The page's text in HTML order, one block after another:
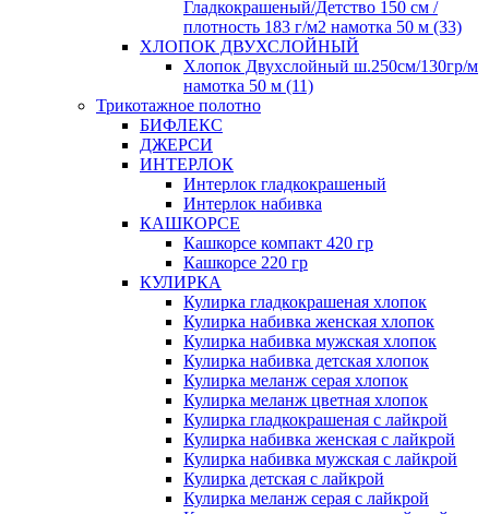
Гладкокрашеный/Детство 150 см /
плотность 183 г/м2 намотка 50 м (33)
ХЛОПОК ДВУХСЛОЙНЫЙ
Хлопок Двухслойный ш.250см/130гр/м
намотка 50 м (11)
Трикотажное полотно
БИФЛЕКС
ДЖЕРСИ
ИНТЕРЛОК
Интерлок гладкокрашеный
Интерлок набивка
КАШКОРСЕ
Кашкорсе компакт 420 гр
Кашкорсе 220 гр
КУЛИРКА
Кулирка гладкокрашеная хлопок
Кулирка набивка женская хлопок
Кулирка набивка мужская хлопок
Кулирка набивка детская хлопок
Кулирка меланж серая хлопок
Кулирка меланж цветная хлопок
Кулирка гладкокрашеная с лайкрой
Кулирка набивка женская с лайкрой
Кулирка набивка мужская с лайкрой
Кулирка детская с лайкрой
Кулирка меланж серая с лайкрой